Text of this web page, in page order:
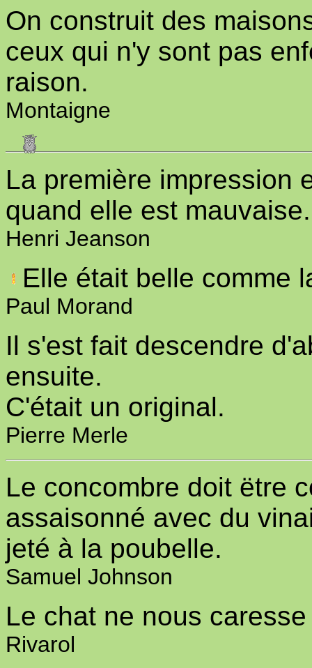
On construit des
ceux qui n'y sont pas
raison.
Montaigne
La première impression
quand elle est mauvaise.
Henri Jeanson
Elle était belle comme
Paul Morand
Il s'est fait descendre
ensuite.
C'était un original.
Pierre Merle
Le concombre doit ëtre
assaisonné avec du
jeté à la poubelle.
Samuel Johnson
Le chat ne nous
Rivarol